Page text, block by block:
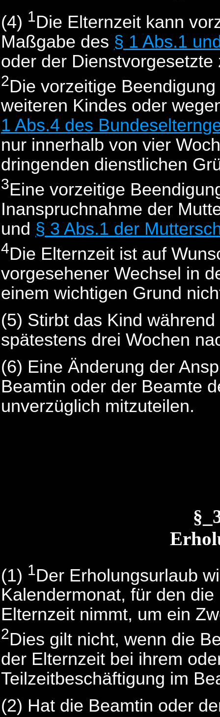
(4) 1Die Elternzeit kann
Maßgabe des § 1 Abs.1
oder der Dienstvorgesetzte
2Die vorzeitige
weiteren Kindes oder
1 Abs.4 des
nur innerhalb von vier
dringenden dienstlichen
3Eine vorzeitige
Inanspruchnahme der
und § 3 Abs.1 der
4Die Elternzeit ist auf
vorgesehener Wechsel in
einem wichtigen Grund
(5) Stirbt das Kind
spätestens drei Wochen
(6) Eine Änderung der
Beamtin oder der Beamte
unverzüglich mitzuteilen.
(1) 1Der Erholungsurlaub
Kalendermonat, für den
Elternzeit nimmt, um ein
2Dies gilt nicht, wenn die
der Elternzeit bei ihrem
Teilzeitbeschäftigung im
(2) Hat die Beamtin oder